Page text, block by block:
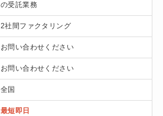
の受託業務
2社間ファクタリング
お問い合わせください
お問い合わせください
全国
最短即日